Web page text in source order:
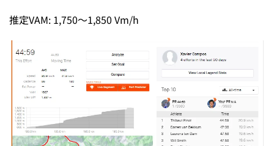
推定VAM: 1,750～1,850 Vm/h